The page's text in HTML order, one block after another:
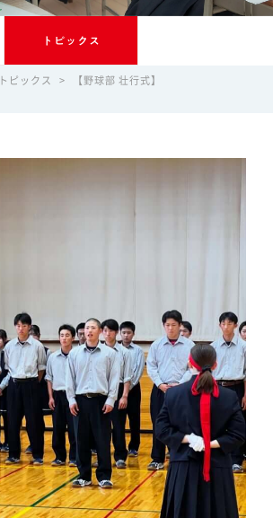
トピックス
トピックス > 【野球部 壮行式】